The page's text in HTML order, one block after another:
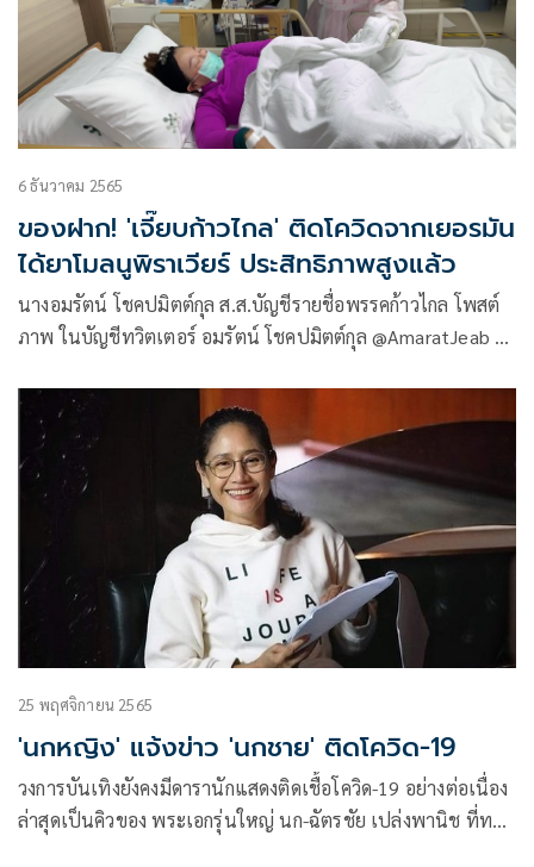
6 ธันวาคม 2565
ของฝาก! 'เจี๊ยบก้าวไกล' ติดโควิดจากเยอรมัน
ได้ยาโมลนูพิราเวียร์ ประสิทธิภาพสูงแล้ว
นางอมรัตน์ โชคปมิตต์กุล ส.ส.บัญชีรายชื่อพรรคก้าวไกล โพสต์
ภาพ ในบัญชีทวิตเตอร์ อมรัตน์ โชคปมิตต์กุล @AmaratJeab ว่า
25 พฤศจิกายน 2565
'นกหญิง' แจ้งข่าว 'นกชาย' ติดโควิด-19
วงการบันเทิงยังคงมีดารานักแสดงติดเชื้อโควิด-19 อย่างต่อเนื่อง
ล่าสุดเป็นคิวของ พระเอกรุ่นใหญ่ นก-ฉัตรชัย เปล่งพานิช ที่ทาง